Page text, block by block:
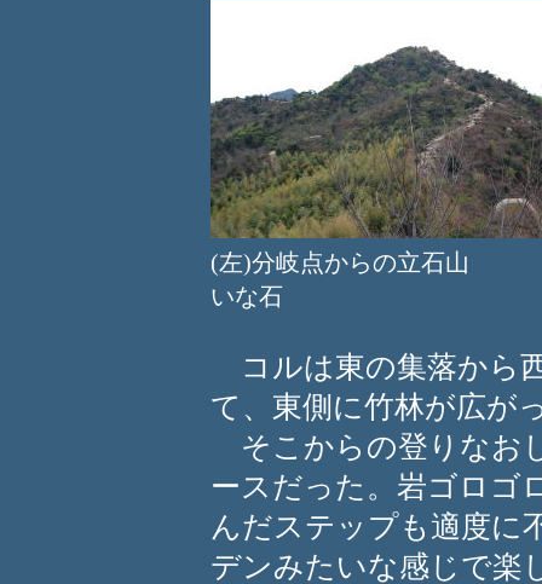
(左)分岐点からの立石山
いな石
コルは東の集落から
て、東側に竹林が広が
そこからの登りなお
ースだった。岩ゴロゴ
んだステップも適度に
デンみたいな感じで楽